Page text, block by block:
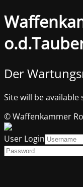
Der
Site will be
© Waffenkammer
User Login